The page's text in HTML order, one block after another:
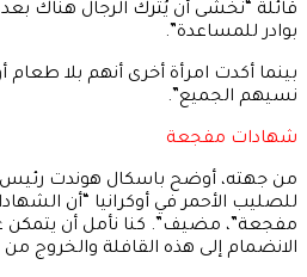
قائلة “نخشى أن يُترك الرجال هناك بعد
بوادر للمساعدة”.
بينما أكدت امرأة أخرى أنهم بلا طعام
نسيهم الجميع”.
شهادات مفجعة
من جهته، أوضح باسكال هوندت رئيس
للصليب الأحمر في أوكرانيا “أن
مفجعة”، مضيف”. كنا نأمل أن يتمكن
الانضمام إلى هذه القافلة والخروج من